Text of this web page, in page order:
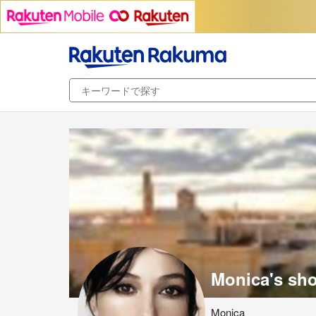
Monica's
Monica